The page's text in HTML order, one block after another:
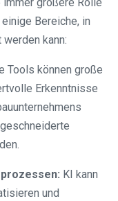
Bereiche, in
kann:
Tools können große
Erkenntnisse
KI kann
und